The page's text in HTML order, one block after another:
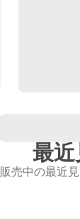
最
販売中の最近